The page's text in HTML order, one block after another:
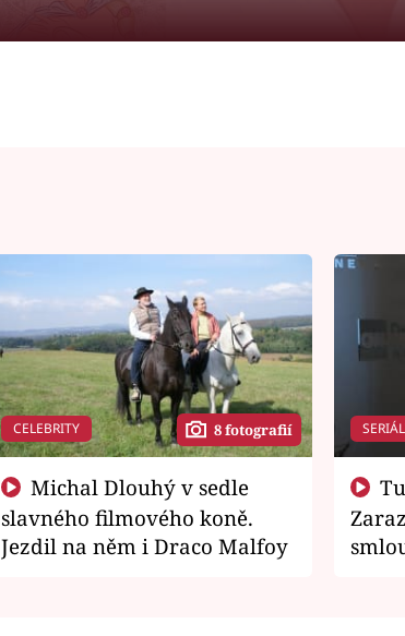
CELEBRITY 8 fotografií
slavného filmového koně.
Jezdil na něm i Draco Malfoy